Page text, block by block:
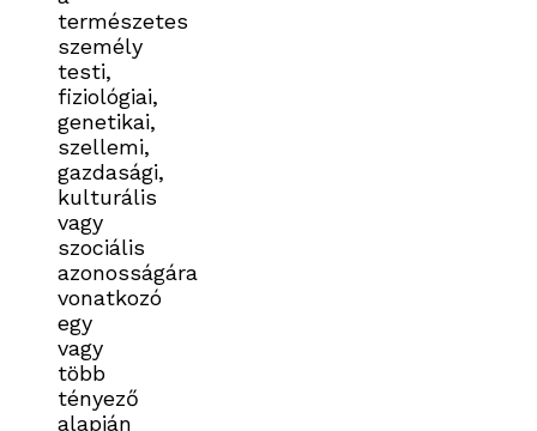
természetes
személy
testi,
fiziológiai,
genetikai,
szellemi,
gazdasági,
kulturális
vagy
szociális
azonosságára
vonatkozó
egy
vagy
több
tényező
alapján